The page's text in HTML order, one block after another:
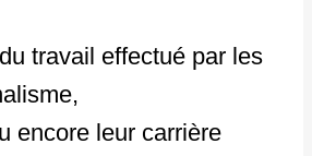
travail effectué par les
encore leur carrière